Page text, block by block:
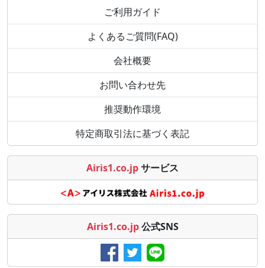
ご利用ガイド
よくあるご質問(FAQ)
会社概要
お問い合わせ先
推奨動作環境
特定商取引法に基づく表記
Airis1.co.jpサービス
Airis1.co.jp 公式SNS